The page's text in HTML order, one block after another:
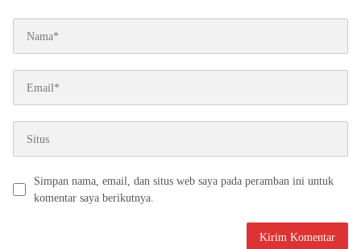
Simpan nama, email, dan situs web saya pada peramban ini untuk
komentar saya berikutnya.